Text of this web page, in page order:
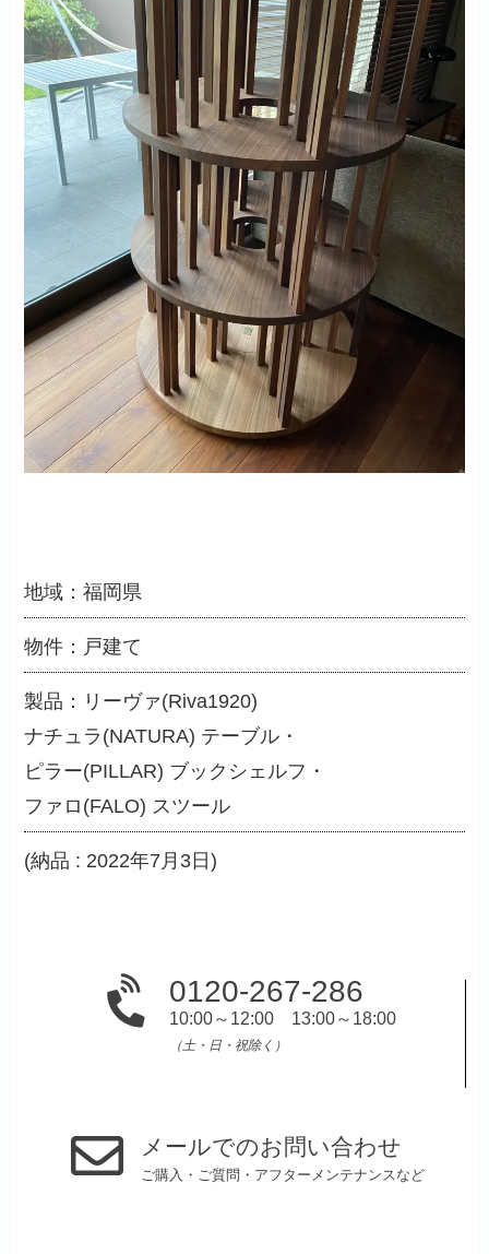
地域：福岡県
物件：戸建て
製品：リーヴァ(Riva1920)
ナチュラ(NATURA) テーブル・
ピラー(PILLAR) ブックシェルフ・
ファロ(FALO) スツール
(納品 : 2022年7月3日)
0120-267-286
10:00～12:00 13:00～18:00
（土・日・祝除く）
メールでのお問い合わせ
ご購入・ご質問・アフターメンテナンスなど